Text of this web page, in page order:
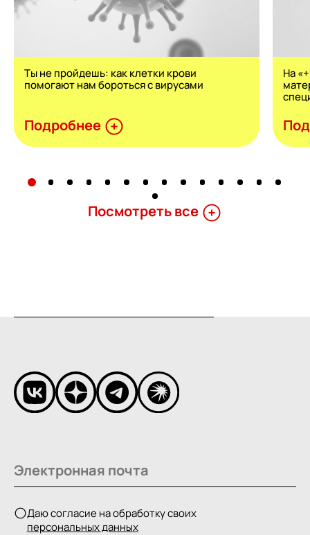
Ты не пройдешь: как клетки крови
помогают нам бороться с вирусами
Подробнее
На
Поcмотреть все
Даю согласие на обработку своих
персональных данных